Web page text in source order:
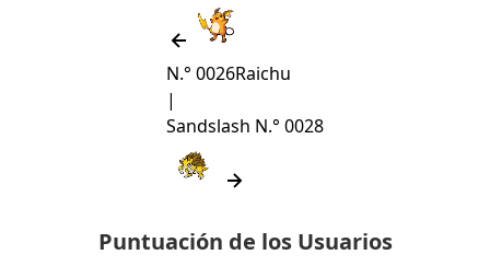
N.° 0026Raichu
|
Sandslash N.° 0028
Puntuación de los Usuarios